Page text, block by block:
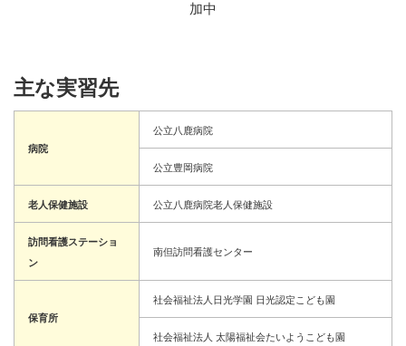
加中
主な実習先
病院
公立八鹿病院
公立豊岡病院
老人保健施設 公立八鹿病院老人保健施設
訪問看護ステーショ
ン
南但訪問看護センター
保育所
社会福祉法人日光学園 日光認定こども園
社会福祉法人 太陽福祉会たいようこども園